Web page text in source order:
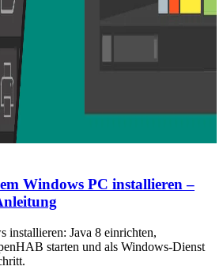
Windows PC installieren –
installieren: Java 8 einrichten,
starten und als Windows-Dienst